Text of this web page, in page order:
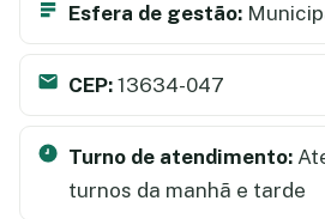
Esfera de gestão:
CEP: 13634-047
Turno de atendimento:
turnos da manhã e tarde